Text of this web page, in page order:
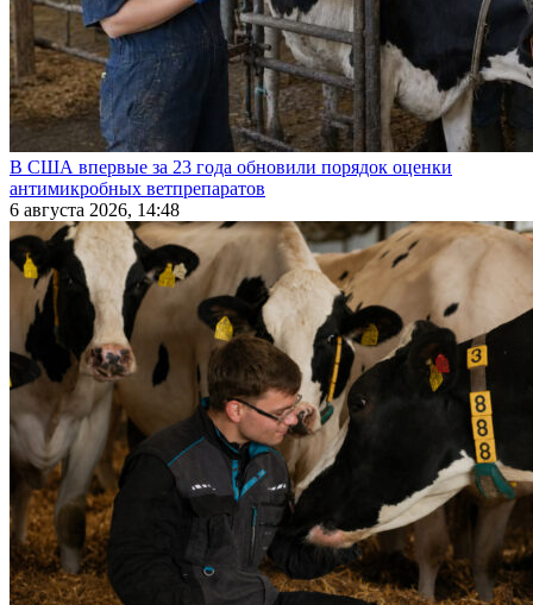
В США впервые за 23 года обновили порядок оценки
антимикробных ветпрепаратов
6 августа 2026, 14:48